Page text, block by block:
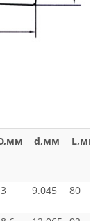
d,мм L,мм
9.045 80